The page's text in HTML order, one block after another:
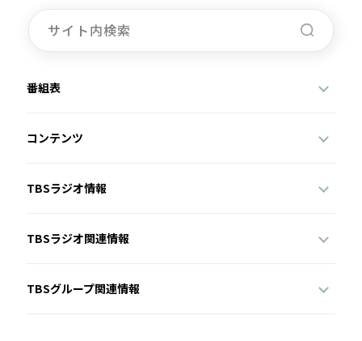
番組表
コンテンツ
TBSラジオ情報
TBSラジオ関連情報
TBSグループ関連情報